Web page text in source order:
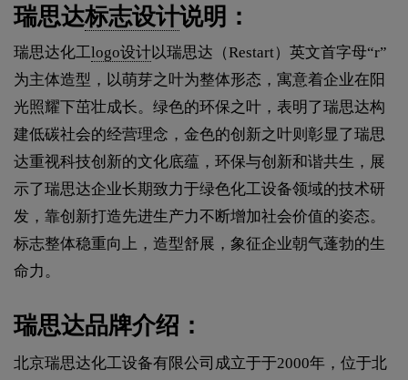
瑞思达标志设计说明：
瑞思达化工logo设计以瑞思达（Restart）英文首字母“r”
为主体造型，以萌芽之叶为整体形态，寓意着企业在阳
光照耀下茁壮成长。绿色的环保之叶，表明了瑞思达构
建低碳社会的经营理念，金色的创新之叶则彰显了瑞思
达重视科技创新的文化底蕴，环保与创新和谐共生，展
示了瑞思达企业长期致力于绿色化工设备领域的技术研
发，靠创新打造先进生产力不断增加社会价值的姿态。
标志整体稳重向上，造型舒展，象征企业朝气蓬勃的生
命力。
瑞思达品牌介绍：
北京瑞思达化工设备有限公司成立于于2000年，位于北